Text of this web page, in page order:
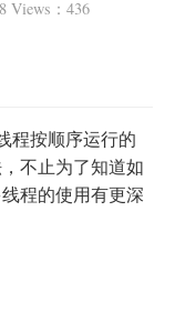
Views ： 436
程按顺序运行的
不止为了知道如
程的使用有更深